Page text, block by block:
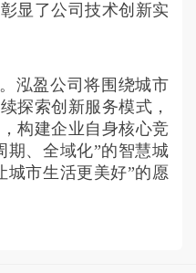
显了公司技术创新实
泓盈公司将围绕城市
探索创新服务模式，
构建企业自身核心竞
期、全域化”的智慧城
城市生活更美好”的愿